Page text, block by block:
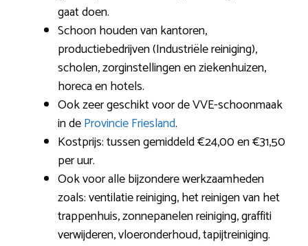
gaat doen.
Schoon houden van kantoren,
productiebedrijven (Industriële reiniging),
scholen, zorginstellingen en ziekenhuizen,
horeca en hotels.
Ook zeer geschikt voor de VVE-schoonmaak
in deProvincie Friesland.
Kostprijs: tussen gemiddeld €24,00 en €31,50
per uur.
Ook voor alle bijzondere werkzaamheden
zoals: ventilatie reiniging, het reinigen van het
trappenhuis, zonnepanelen reiniging, graffiti
verwijderen, vloeronderhoud, tapijtreiniging.